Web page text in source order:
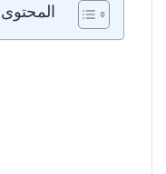
المحتوى